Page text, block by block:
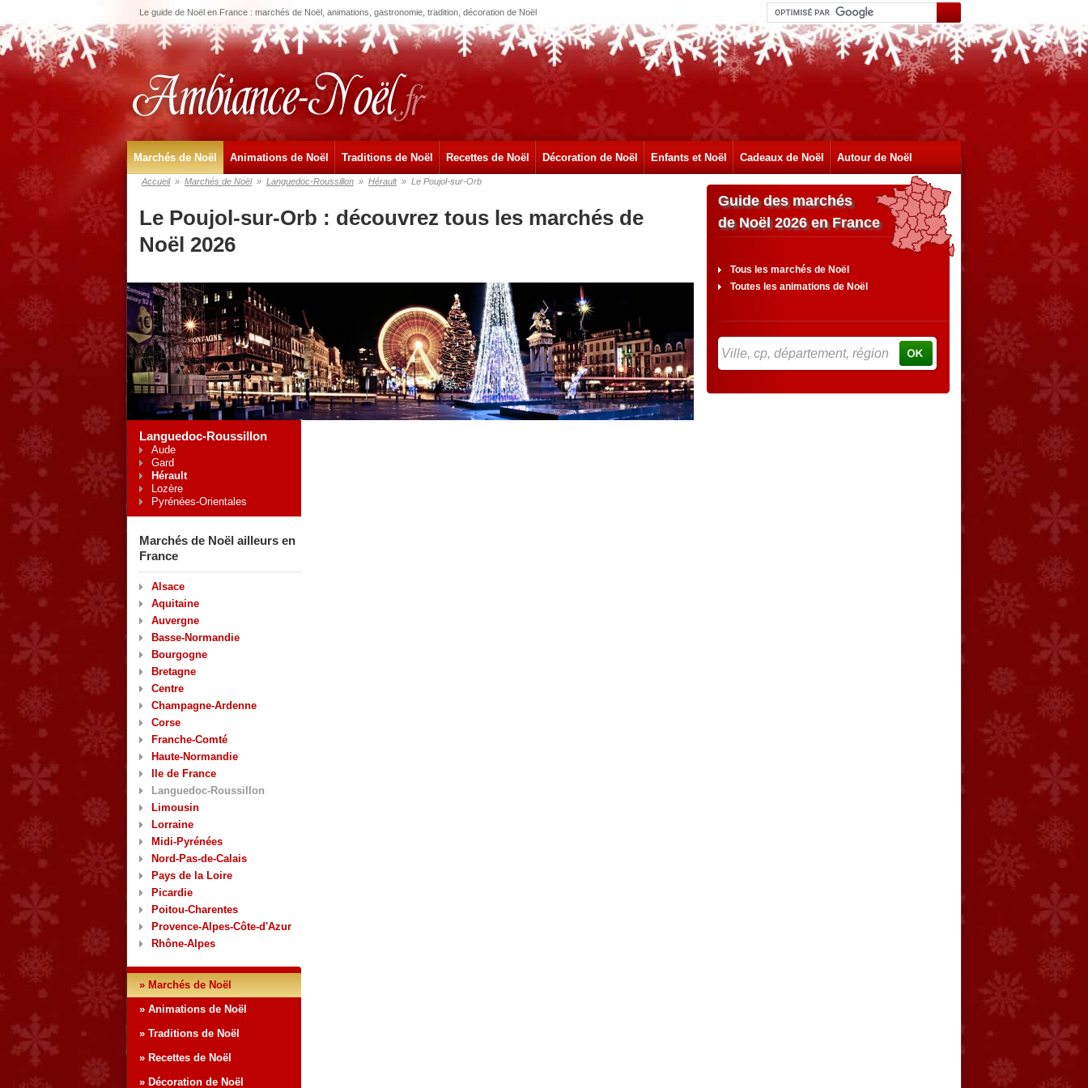
Le guide de Noël en France : marchés de Noël, animations, gastronomie, tradition, décoration de Noël
Marchés de Noël Animations de Noël Traditions de Noël Recettes de Noël Décoration de Noël Enfants et Noël Cadeaux de Noël Autour de Noël
Accueil » Marchés de Noël » Languedoc-Roussillon » Hérault » Le Poujol-sur-Orb
Le Poujol-sur-Orb : découvrez tous les marchés de
Noël 2026
Languedoc-Roussillon
Aude
Gard
Hérault
Lozère
Pyrénées-Orientales
Marchés de Noël ailleurs en
France
Alsace
Aquitaine
Auvergne
Basse-Normandie
Bourgogne
Bretagne
Centre
Champagne-Ardenne
Corse
Franche-Comté
Haute-Normandie
Ile de France
Languedoc-Roussillon
Limousin
Lorraine
Midi-Pyrénées
Nord-Pas-de-Calais
Pays de la Loire
Picardie
Poitou-Charentes
Provence-Alpes-Côte-d'Azur
Rhône-Alpes
» Marchés de Noël
» Animations de Noël
» Traditions de Noël
» Recettes de Noël
» Décoration de Noël
Guide des marchés
de Noël 2026 en France
Tous les marchés de Noël
Toutes les animations de Noël